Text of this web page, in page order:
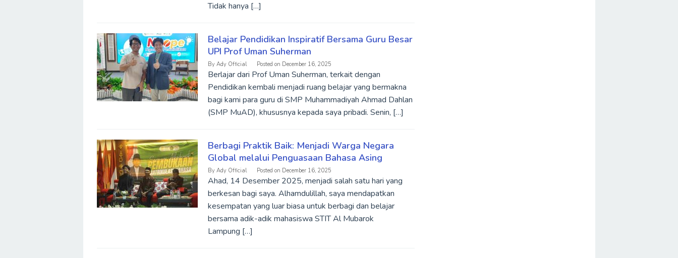
Tidak hanya […]
Belajar Pendidikan Inspiratif Bersama Guru Besar
UPI Prof Uman Suherman
By Ady Official Posted on December 16, 2025
Berlajar dari Prof Uman Suherman, terkait dengan
Pendidikan kembali menjadi ruang belajar yang bermakna
bagi kami para guru di SMP Muhammadiyah Ahmad Dahlan
(SMP MuAD), khususnya kepada saya pribadi. Senin, […]
Berbagi Praktik Baik: Menjadi Warga Negara
Global melalui Penguasaan Bahasa Asing
By Ady Official Posted on December 16, 2025
Ahad, 14 Desember 2025, menjadi salah satu hari yang
berkesan bagi saya. Alhamdulillah, saya mendapatkan
kesempatan yang luar biasa untuk berbagi dan belajar
bersama adik-adik mahasiswa STIT Al Mubarok
Lampung […]